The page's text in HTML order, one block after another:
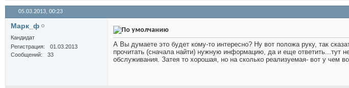
05.03.2013, 00:23
Марк_ф
Кандидат
Регистрация
01.03.2013
Сообщений
33
А Вы думаете это будет кому-то интересно? Ну вот положа руку, так
прочитать (сначала найти) нужную информацию, да и еще ответить...тут
обслуживания. Затея то хорошая, но на сколько реализуемая- вот у чем